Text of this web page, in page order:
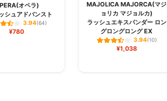
オペラ)
シュアドバンスト
3.94(64)
¥780
MAJOLICA MAJORCA(マジ
ョリカ マジョルカ)
ラッシュエキスパンダー ロン
グロングロング EX
3.94(10)
¥1,038